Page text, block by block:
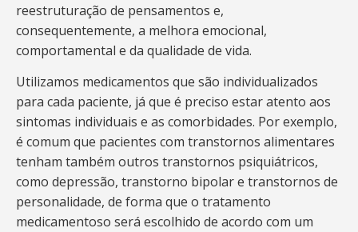
reestruturação de pensamentos e,
consequentemente, a melhora emocional,
comportamental e da qualidade de vida.
Utilizamos medicamentos que são individualizados
para cada paciente, já que é preciso estar atento aos
sintomas individuais e as comorbidades. Por exemplo,
é comum que pacientes com transtornos alimentares
tenham também outros transtornos psiquiátricos,
como depressão, transtorno bipolar e transtornos de
personalidade, de forma que o tratamento
medicamentoso será escolhido de acordo com um